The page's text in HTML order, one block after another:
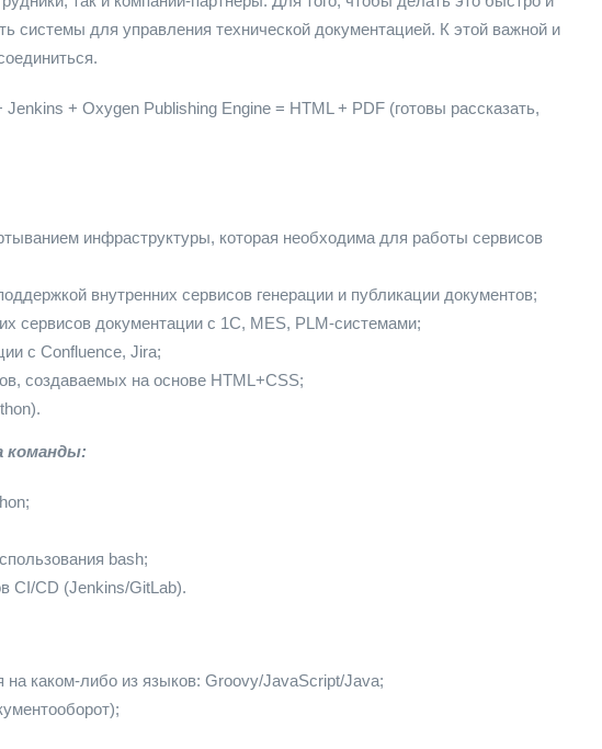
системы для управления технической документацией. К этой важной и
+ Oxygen Publishing Engine = HTML + PDF (готовы рассказать,
инфраструктуры, которая необходима для работы сервисов
внутренних сервисов генерации и публикации документов;
сервисов документации с 1С, MES, PLM-системами;
с Сonfluence, Jira;
создаваемых на основе HTML+CSS;
команды:
bash;
CI/CD (Jenkins/GitLab).
на каком-либо из языков: Groovy/JavaScript/Java;